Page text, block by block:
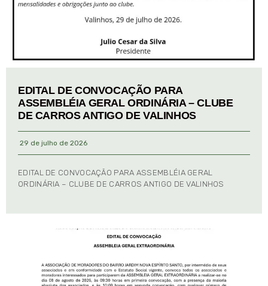
EDITAL DE CONVOCAÇÃO PARA
ASSEMBLÉIA GERAL ORDINÁRIA – CLUBE
DE CARROS ANTIGO DE VALINHOS
29 de julho de 2026
EDITAL DE CONVOCAÇÃO PARA ASSEMBLÉIA GERAL
ORDINÁRIA – CLUBE DE CARROS ANTIGO DE VALINHOS